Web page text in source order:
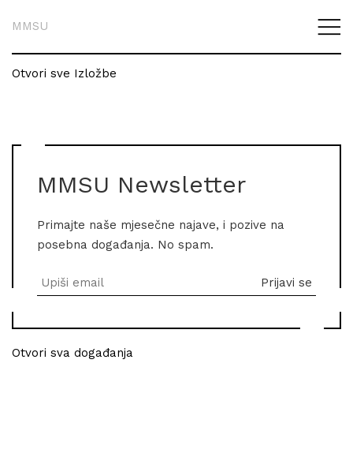
MMSU
Otvori sve Izložbe
MMSU Newsletter
Primajte naše mjesečne najave, i pozive na
posebna događanja. No spam.
Otvori sva događanja